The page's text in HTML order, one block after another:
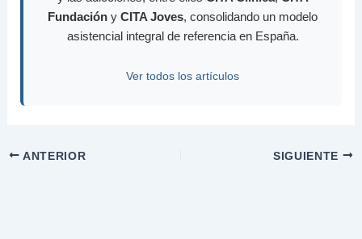
Fundación y CITA Joves, consolidando un modelo
asistencial integral de referencia en España.
Ver todos los artículos
ANTERIOR SIGUIENTE